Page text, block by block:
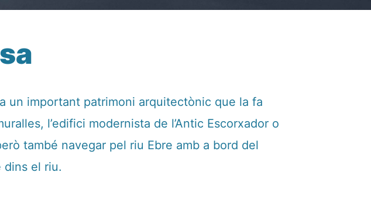
un important patrimoni arquitectònic que la fa
l’edifici modernista de l’Antic Escorxador o
també navegar pel riu Ebre amb a bord del
dins el riu.